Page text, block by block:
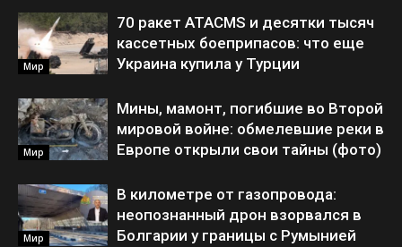
Мир
70 ракет ATACMS и десятки тысяч
кассетных боеприпасов: что еще
Украина купила у Турции
Мир
Мины, мамонт, погибшие во Второй
мировой войне: обмелевшие реки в
Европе открыли свои тайны (фото)
Мир
В километре от газопровода:
неопознанный дрон взорвался в
Болгарии у границы с Румынией